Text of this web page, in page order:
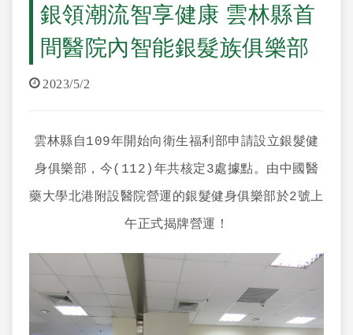
銀領潮流智享健康 雲林縣首
間醫院內智能銀髮族俱樂部
2023/5/2
雲林縣自109年開始向衛生福利部申請設立銀髮健
身俱樂部，今(112)年共核定3處據點。由中國醫
藥大學北港附設醫院營運的銀髮健身俱樂部於2號上
午正式揭牌營運！